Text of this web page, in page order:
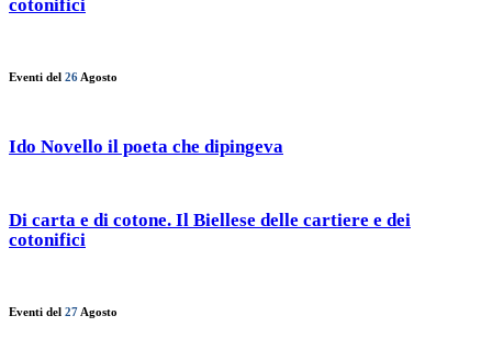
cotonifici
Eventi del 26 Agosto
Ido Novello il poeta che dipingeva
Di carta e di cotone. Il Biellese delle cartiere e dei
cotonifici
Eventi del 27 Agosto